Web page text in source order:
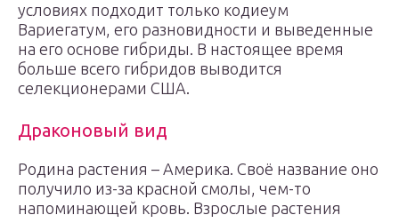
условиях подходит только кодиеум
Вариегатум, его разновидности и выведенные
на его основе гибриды. В настоящее время
больше всего гибридов выводится
селекционерами США.
Драконовый вид
Родина растения – Америка. Своё название оно
получило из-за красной смолы, чем-то
напоминающей кровь. Взрослые растения